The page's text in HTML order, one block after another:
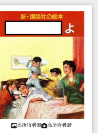
高所得者層 高所得者層